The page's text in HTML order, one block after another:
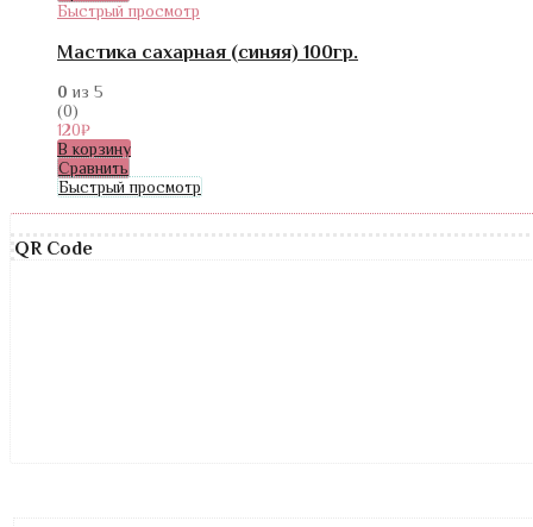
Быстрый просмотр
Мастика сахарная (синяя) 100гр.
0 из 5
(0)
120₽
В корзину
Сравнить
Быстрый просмотр
QR Code